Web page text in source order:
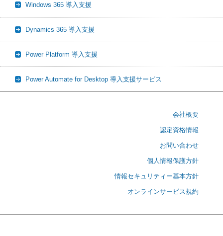
Windows 365 導入支援
Dynamics 365 導入支援
Power Platform 導入支援
Power Automate for Desktop 導入支援サービス
会社概要
認定資格情報
お問い合わせ
個人情報保護方針
情報セキュリティー基本方針
オンラインサービス規約